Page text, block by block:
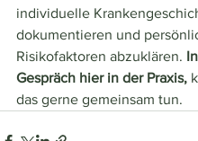
individuelle
dokumentieren und
Risikofaktoren abzuklären.
Gespräch hier in der Praxis,
das gerne gemeinsam tun.